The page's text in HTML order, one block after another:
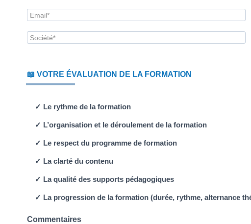
📖 VOTRE ÉVALUATION DE LA FORMATION
✓ Le rythme de la formation
✓ L’organisation et le déroulement de la formation
✓ Le respect du programme de formation
✓ La clarté du contenu
✓ La qualité des supports pédagogiques
✓ La progression de la formation (durée, rythme, alternance
Commentaires